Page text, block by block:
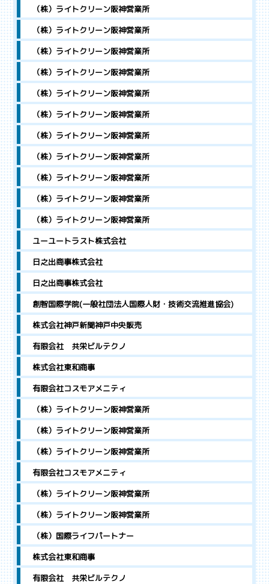
（株）ライトクリーン阪神営業所
（株）ライトクリーン阪神営業所
（株）ライトクリーン阪神営業所
（株）ライトクリーン阪神営業所
（株）ライトクリーン阪神営業所
（株）ライトクリーン阪神営業所
（株）ライトクリーン阪神営業所
（株）ライトクリーン阪神営業所
（株）ライトクリーン阪神営業所
（株）ライトクリーン阪神営業所
（株）ライトクリーン阪神営業所
ユーユートラスト株式会社
日之出商事株式会社
日之出商事株式会社
創智国際学院(一般社団法人国際人財・技術交流推進協会)
株式会社神戸新聞神戸中央販売
有限会社 共栄ビルテクノ
株式会社東和商事
有限会社コスモアメニティ
（株）ライトクリーン阪神営業所
（株）ライトクリーン阪神営業所
（株）ライトクリーン阪神営業所
有限会社コスモアメニティ
（株）ライトクリーン阪神営業所
（株）ライトクリーン阪神営業所
（株）国際ライフパートナー
株式会社東和商事
有限会社 共栄ビルテクノ